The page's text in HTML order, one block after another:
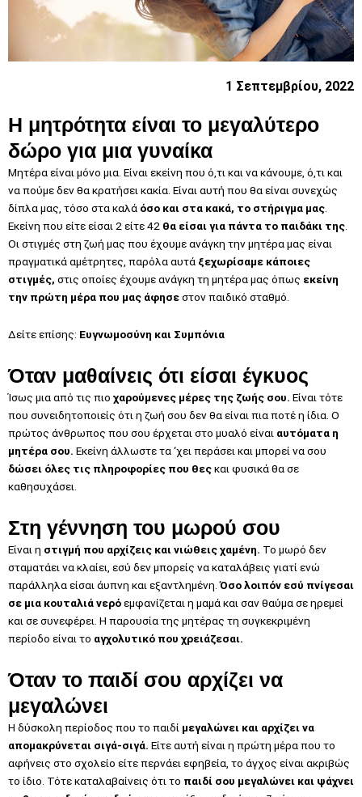
1 Σεπτεμβρίου, 2022
Η μητρότητα είναι το μεγαλύτερο
δώρο για μια γυναίκα
Μητέρα είναι μόνο μια. Eίναι εκείνη που ό,τι και να κάνουμε, ό,τι και
να πούμε δεν θα κρατήσει κακία. Είναι αυτή που θα είναι συνεχώς
δίπλα μας, τόσο στα καλά όσο και στα κακά, το στήριγμα μας.
Εκείνη που είτε είσαι 2 είτε 42 θα είσαι για πάντα το παιδάκι της.
Οι στιγμές στη ζωή μας που έχουμε ανάγκη την μητέρα μας είναι
πραγματικά αμέτρητες, παρόλα αυτά ξεχωρίσαμε κάποιες
στιγμές, στις οποίες έχουμε ανάγκη τη μητέρα μας όπως εκείνη
την πρώτη μέρα που μας άφησεστον παιδικό σταθμό.
Δείτε επίσης: Ευγνωμοσύνη και Συμπόνια
Όταν μαθαίνεις ότι είσαι έγκυος
Ίσως μια από τις πιο χαρούμενες μέρες της ζωής σου. Είναι τότε
που συνειδητοποιείς ότι η ζωή σου δεν θα είναι πια ποτέ η ίδια. Ο
πρώτος άνθρωπος που σου έρχεται στο μυαλό είναι αυτόματα η
μητέρα σου. Εκείνη άλλωστε τα ‘χει περάσει και μπορεί να σου
δώσει όλες τις πληροφορίες που θεςκαι φυσικά θα σε
καθησυχάσει.
Στη γέννηση του μωρού σου
Είναι η στιγμή που αρχίζεις και νιώθεις χαμένη. Το μωρό δεν
σταματάει να κλαίει, εσύ δεν μπορείς να καταλάβεις γιατί ενώ
παράλληλα είσαι άυπνη και εξαντλημένη.Όσο λοιπόν εσύ πνίγεσαι
σε μια κουταλιά νερόεμφανίζεται η μαμά και σαν θαύμα σε ηρεμεί
και σε συνεφέρει. Η παρουσία της μητέρας τη συγκεκριμένη
περίοδο είναι το αγχολυτικό που χρειάζεσαι.
Όταν το παιδί σου αρχίζει να
μεγαλώνει
Η δύσκολη περίοδος που το παιδί μεγαλώνει και αρχίζει να
απομακρύνεται σιγά-σιγά. Είτε αυτή είναι η πρώτη μέρα που το
αφήνεις στο σχολείο είτε περνάει εφηβεία, το άγχος είναι ακριβώς
το ίδιο. Τότε καταλαβαίνεις ότι το παιδί σου μεγαλώνει και ψάχνει